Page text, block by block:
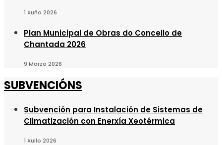
1 Xuño 2026
Plan Municipal de Obras do Concello de
Chantada 2026
9 Marzo 2026
SUBVENCIÓNS
Subvención para Instalación de Sistemas de
Climatización con Enerxía Xeotérmica
1 Xullo 2026